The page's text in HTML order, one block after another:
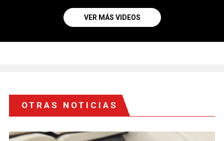
VER MÁS VIDEOS
OTRAS NOTICIAS